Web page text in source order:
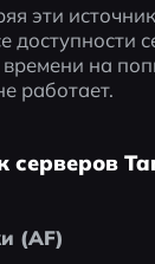
эти
доступности
на
работает.
серверов
(AF)